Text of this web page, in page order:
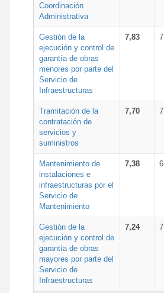
Coordinación
Administrativa
Gestión de la
ejecución y control de
garantía de obras
menores por parte del
Servicio de
Infraestructuras
7,83
Tramitación de la
contratación de
servicios y
suministros
7,70
Mantenimiento de
instalaciones e
infraestructuras por el
Servicio de
Mantenimiento
7,38
Gestión de la
ejecución y control de
garantía de obras
mayores por parte del
Servicio de
Infraestructuras
7,24